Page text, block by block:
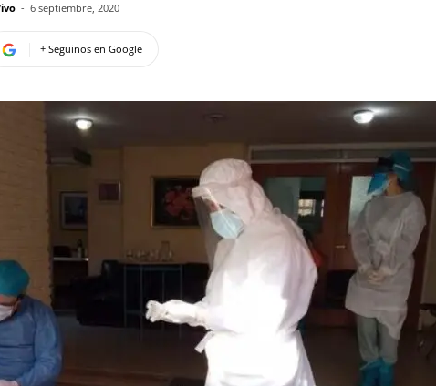
- 6 septiembre, 2020
+ Seguinos en Google